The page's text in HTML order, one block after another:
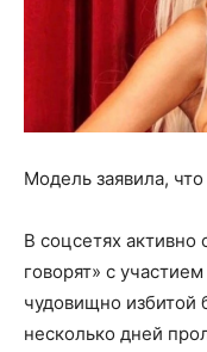
Модель заявила,
В соцсетях
говорят» с
чудовищно
несколько дней